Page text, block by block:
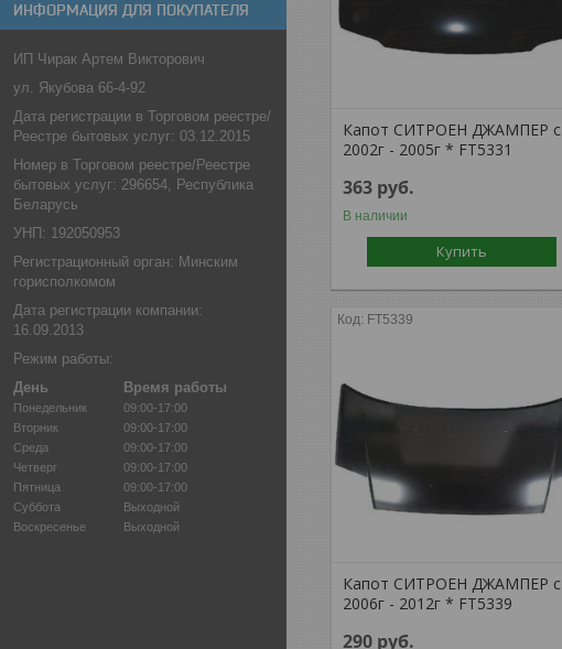
ИНФОРМАЦИЯ ДЛЯ ПОКУПАТЕЛЯ
ИП Чирак Артем Викторович
ул. Якубова 66-4-92
Дата регистрации в Торговом реестре/
Реестре бытовых услуг: 03.12.2015
Номер в Торговом реестре/Реестре
бытовых услуг: 296654, Республика
Беларусь
УНП: 192050953
Регистрационный орган: Минским
горисполкомом
Дата регистрации компании:
16.09.2013
Режим работы:
День
Время работы
Понедельник
09:00-17:00
Вторник
09:00-17:00
Среда
09:00-17:00
Четверг
09:00-17:00
Пятница
09:00-17:00
Суббота
Выходной
Воскресенье
Выходной
Капот СИТРОЕН ДЖАМПЕР с
2002г - 2005г * FT5331
363 руб.
В наличии
Купить
FT5339
Капот СИТРОЕН ДЖАМПЕР с
2006г - 2012г * FT5339
290 руб.